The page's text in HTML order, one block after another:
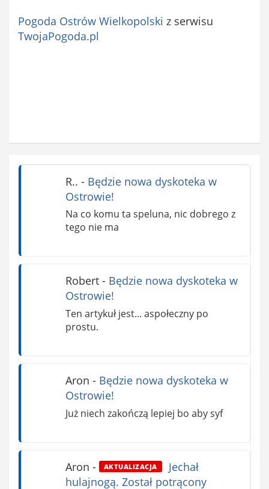
Pogoda Ostrów Wielkopolski z serwisu
TwojaPogoda.pl
R.. - Będzie nowa dyskoteka w
Ostrowie!
Na co komu ta speluna, nic dobrego z
tego nie ma
Robert- Będzie nowa dyskoteka w
Ostrowie!
Ten artykuł jest... aspołeczny po
prostu.
Aron - Będzie nowa dyskoteka w
Ostrowie!
Już niech zakończą lepiej bo aby syf
Aron - AKTUALIZACJA
Jechał
hulajnogą. Został potrącony